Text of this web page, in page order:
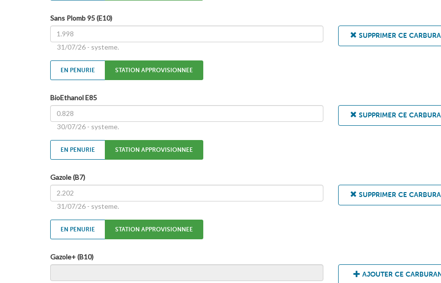
Sans Plomb 95 (E10)
31/07/26 - systeme.
SUPPRIMER CE
EN PENURIE STATION APPROVISIONNEE
BioEthanol E85
30/07/26 - systeme.
SUPPRIMER CE
EN PENURIE STATION APPROVISIONNEE
Gazole (B7)
31/07/26 - systeme.
SUPPRIMER CE
EN PENURIE STATION APPROVISIONNEE
Gazole+ (B10)
AJOUTER CE
Faites le plein au meilleur moment !